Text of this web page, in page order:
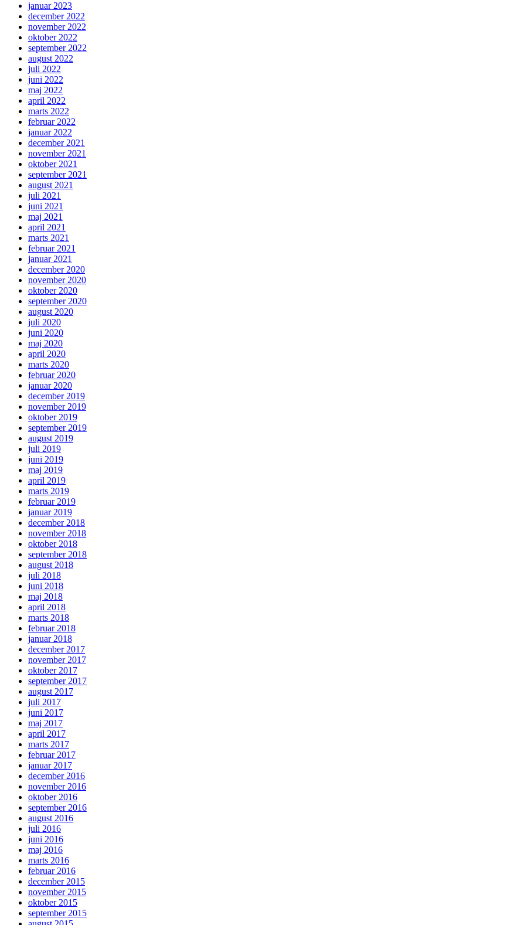
januar 2023
december 2022
november 2022
oktober 2022
september 2022
august 2022
juli 2022
juni 2022
maj 2022
april 2022
marts 2022
februar 2022
januar 2022
december 2021
november 2021
oktober 2021
september 2021
august 2021
juli 2021
juni 2021
maj 2021
april 2021
marts 2021
februar 2021
januar 2021
december 2020
november 2020
oktober 2020
september 2020
august 2020
juli 2020
juni 2020
maj 2020
april 2020
marts 2020
februar 2020
januar 2020
december 2019
november 2019
oktober 2019
september 2019
august 2019
juli 2019
juni 2019
maj 2019
april 2019
marts 2019
februar 2019
januar 2019
december 2018
november 2018
oktober 2018
september 2018
august 2018
juli 2018
juni 2018
maj 2018
april 2018
marts 2018
februar 2018
januar 2018
december 2017
november 2017
oktober 2017
september 2017
august 2017
juli 2017
juni 2017
maj 2017
april 2017
marts 2017
februar 2017
januar 2017
december 2016
november 2016
oktober 2016
september 2016
august 2016
juli 2016
juni 2016
maj 2016
marts 2016
februar 2016
december 2015
november 2015
oktober 2015
september 2015